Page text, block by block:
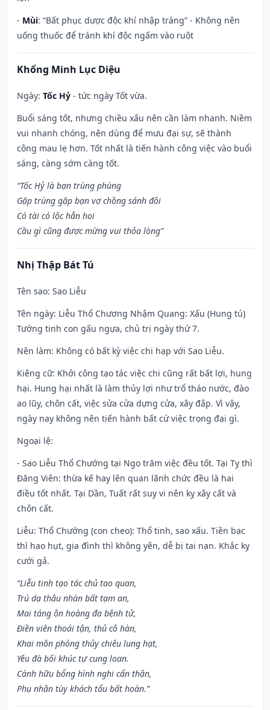
- Mùi: “Bất phục dược độc khí nhập tràng” - Không nên
uống thuốc để tránh khí độc ngấm vào ruột
Khổng Minh Lục Diệu
Ngày: Tốc Hỷ - tức ngày Tốt vừa.
Buổi sáng tốt, nhưng chiều xấu nên cần làm nhanh. Niềm
vui nhanh chóng, nên dùng để mưu đại sự, sẽ thành
công mau lẹ hơn. Tốt nhất là tiến hành công việc vào buổi
sáng, càng sớm càng tốt.
“Tốc Hỷ là bạn trùng phùng
Gặp trùng gặp bạn vợ chồng sánh đôi
Có tài có lộc hẳn hoi
Cầu gì cũng được mừng vui thỏa lòng”
Nhị Thập Bát Tú
Tên sao: Sao Liễu
Tên ngày: Liễu Thổ Chương Nhậm Quang: Xấu (Hung tú)
Tướng tinh con gấu ngựa, chủ trị ngày thứ 7.
Nên làm: Không có bất kỳ việc chi hạp với Sao Liễu.
Kiêng cữ: Khởi công tạo tác việc chi cũng rất bất lợi, hung
hại. Hung hại nhất là làm thủy lợi như trổ tháo nước, đào
ao lũy, chôn cất, việc sửa cửa dựng cửa, xây đắp. Vì vậy,
ngày nay không nên tiến hành bất cứ việc trọng đại gì.
Ngoại lệ:
- Sao Liễu Thổ Chướng tại Ngọ trăm việc đều tốt. Tại Tỵ thì
Đăng Viên: thừa kế hay lên quan lãnh chức đều là hai
điều tốt nhất. Tại Dần, Tuất rất suy vi nên kỵ xây cất và
chôn cất.
Liễu: Thổ Chướng (con cheo): Thổ tinh, sao xấu. Tiền bạc
thì hao hụt, gia đình thì không yên, dễ bị tai nạn. Khắc kỵ
cưới gả.
“Liễu tinh tạo tác chủ tao quan,
Trú dạ thâu nhàn bất tạm an,
Mai táng ôn hoàng đa bệnh tử,
Điền viên thoái tận, thủ cô hàn,
Khai môn phóng thủy chiêu lung hạt,
Yêu đà bối khúc tự cung loan.
Cánh hữu bổng hình nghi cẩn thận,
Phụ nhân tùy khách tẩu bất hoàn.”